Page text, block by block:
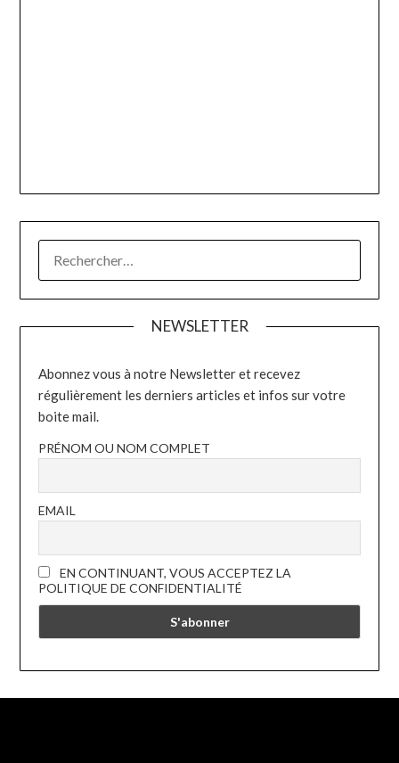
NEWSLETTER
Abonnez vous à notre Newsletter et recevez
régulièrement les derniers articles et infos sur votre
boite mail.
PRÉNOM OU NOM COMPLET
EMAIL
EN CONTINUANT, VOUS ACCEPTEZ LA
POLITIQUE DE CONFIDENTIALITÉ